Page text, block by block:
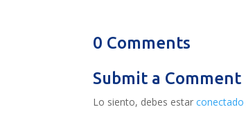
0 Comments
Submit a Comment
Lo siento, debes estarconectado